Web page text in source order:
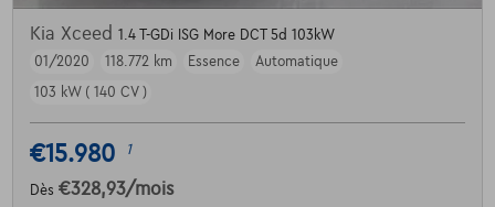
Kia Xceed 1.4 T-GDi ISG More DCT 5d 103kW
01/2020
118.772 km Essence
Automatique
103 kW ( 140 CV )
€15.980 1
Dès €328,93/mois